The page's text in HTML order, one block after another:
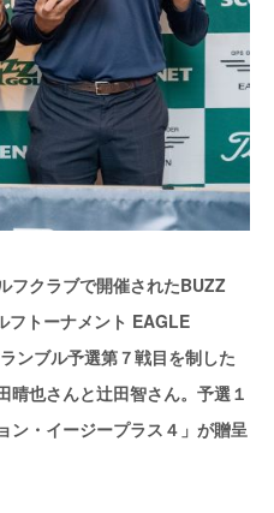
フクラブで開催されたBUZZ
フトーナメント EAGLE
ンブル予選第７戦目を制した
晴也さんと辻田智さん。予選１
ン・イージープラス４」が贈呈